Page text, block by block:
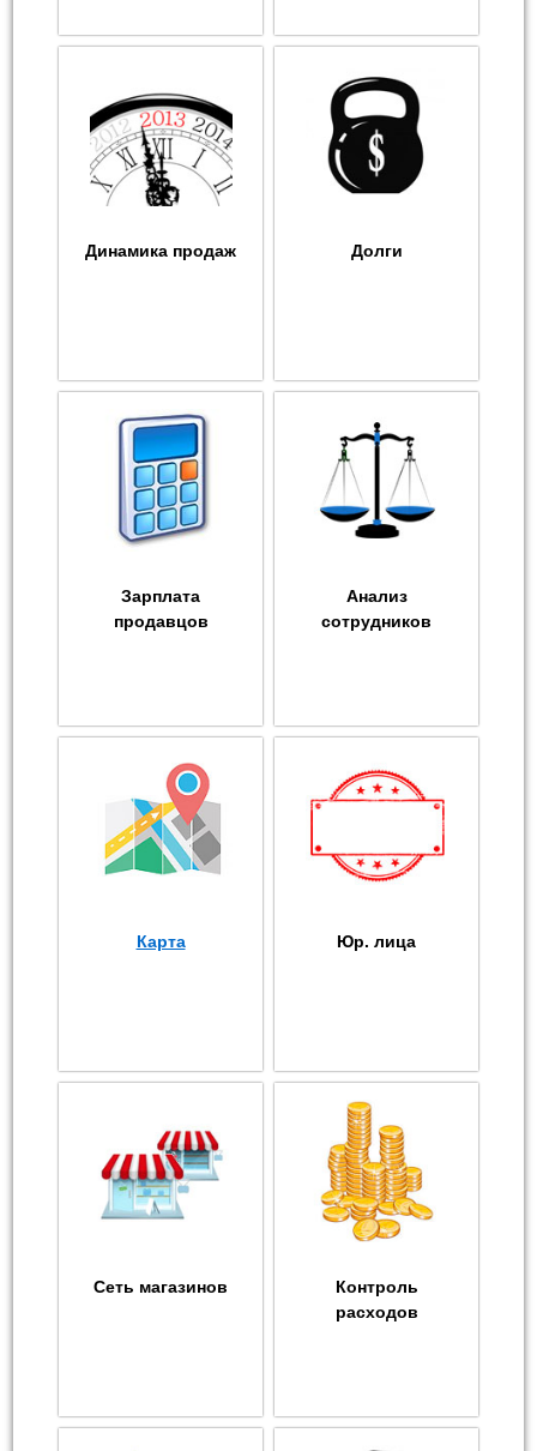
Динамика продаж Долги
Зарплата
продавцов
Анализ
сотрудников
Карта Юр. лица
Сеть магазинов
Контроль
расходов